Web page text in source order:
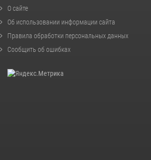
О сайте
Об использовании информации сайта
Правила обработки персональных данных
Сообщить об ошибках